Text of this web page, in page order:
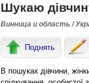
Шукаю
Винница и область /
Поднять
В пошуках дівчини,